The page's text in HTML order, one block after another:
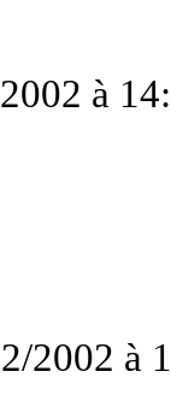
à
2002 à